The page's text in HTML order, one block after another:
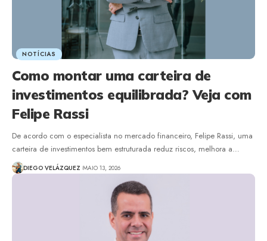
NOTÍCIAS
Como montar uma carteira de
investimentos equilibrada? Veja com
Felipe Rassi
De acordo com o especialista no mercado financeiro, Felipe Rassi, uma
carteira de investimentos bem estruturada reduz riscos, melhora a…
DIEGO VELÁZQUEZ MAIO 13, 2026